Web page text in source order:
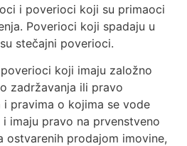
i poverioci koji su primaoci
Poverioci koji spadaju u
stečajni poverioci.
koji imaju založno
zadržavanja ili pravo
i pravima o kojima se vode
imaju pravo na prvenstveno
ostvarenih prodajom imovine,